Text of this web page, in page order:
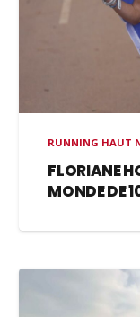
RUNNING HAUT
FLORIANE
MONDE DE